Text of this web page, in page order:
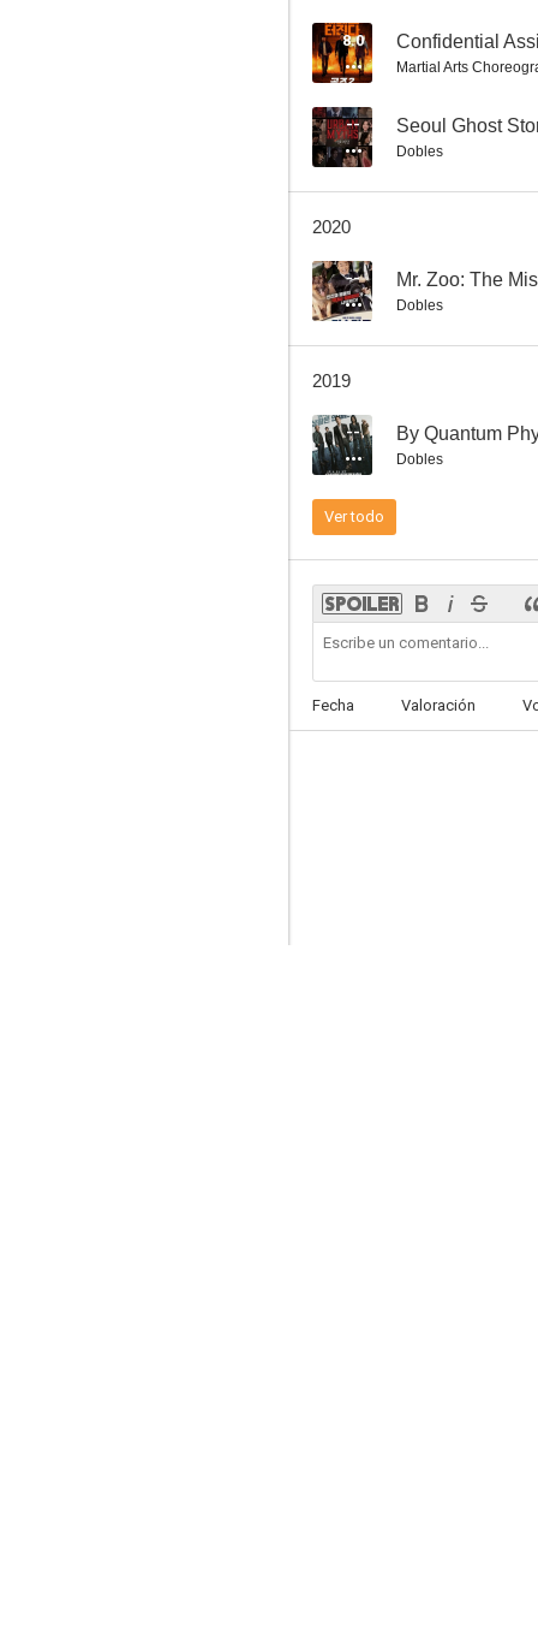
The Swindlers
--
8.0
Martial Arts
-- Seoul Ghost
Dobles
2020
-- Mr. Zoo: The
Dobles
2019
-- By Quantum
Dobles
Ver todo
Fecha Valoración